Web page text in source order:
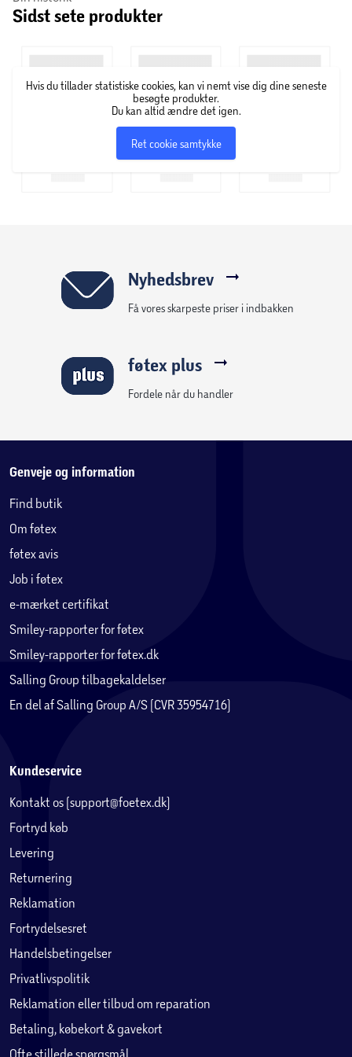
Sidst sete produkter
Hvis du tillader statistiske cookies, kan vi nemt vise dig dine seneste
besøgte produkter.
Du kan altid ændre det igen.
Ret cookie samtykke
Nyhedsbrev
Få vores skarpeste priser i indbakken
føtex plus
Fordele når du handler
Genveje og information
Find butik
Om føtex
føtex avis
Job i føtex
e-mærket certifikat
Smiley-rapporter for føtex
Smiley-rapporter for føtex.dk
Salling Group tilbagekaldelser
En del af Salling Group A/S (CVR 35954716)
Kundeservice
Kontakt os (support@foetex.dk)
Fortryd køb
Levering
Returnering
Reklamation
Fortrydelsesret
Handelsbetingelser
Privatlivspolitik
Reklamation eller tilbud om reparation
Betaling, købekort & gavekort
Ofte stillede spørgsmål